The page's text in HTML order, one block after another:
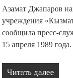
Азамат Джапаров
учреждения
сообщила пресс-
15 апреля 1989
Читать далее